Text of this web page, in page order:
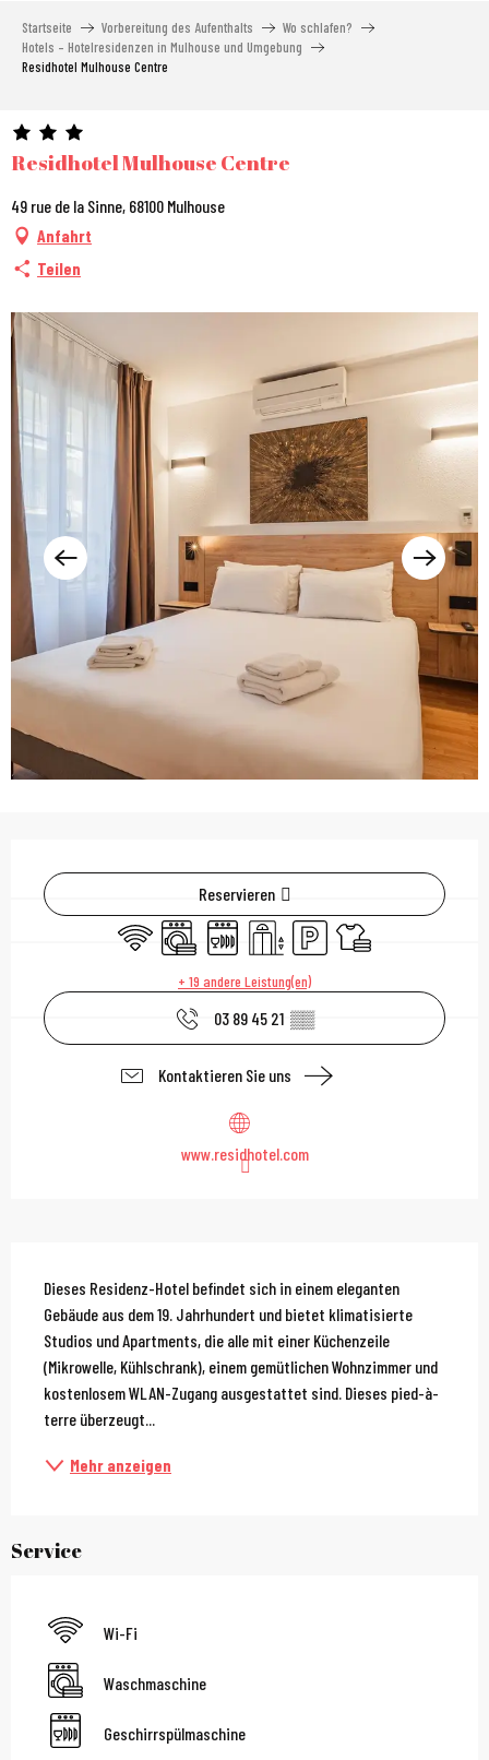
contenu
Startseite Vorbereitung des Aufenthalts
Wo schlafen?
Hotels – Hotelresidenzen in Mulhouse und Umgebung
Residhotel Mulhouse Centre
Residhotel Mulhouse Centre
49 rue de la Sinne, 68100 Mulhouse
Anfahrt
Teilen
Öffnungszeiten &
Reservieren
Wi-Fi
Waschmaschine
Geschirrspülmaschine
Aufzug ParkplatzBettwäsche und Laken
+ 19 andere Leistung(en)
03 89 45 21 ▒▒
Kontaktieren Sie uns
www.residhotel.com
Beschreibung
Dieses Residenz-Hotel befindet sich in einem eleganten
Gebäude aus dem 19. Jahrhundert und bietet klimatisierte
Studios und Apartments, die alle mit einer Küchenzeile
(Mikrowelle, Kühlschrank), einem gemütlichen Wohnzimmer und
kostenlosem WLAN-Zugang ausgestattet sind. Dieses pied-à-
terre überzeugt...
Mehr anzeigen
Service
Wi-Fi
Waschmaschine
Geschirrspülmaschine